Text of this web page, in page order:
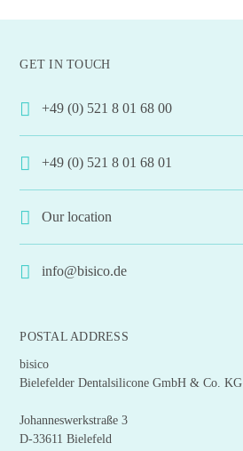
GET IN TOUCH
+49 (0) 521 8 01 68 00
+49 (0) 521 8 01 68 01
Our location
info@bisico.de
POSTAL ADDRESS
bisico
Bielefelder Dentalsilicone GmbH & Co. KG
Johanneswerkstraße 3
D-33611 Bielefeld